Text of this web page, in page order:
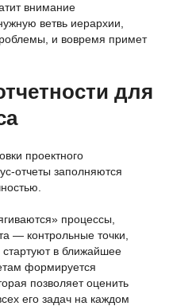
внимание
ветвь иерархии,
и вовремя примет
для
проектного
отчеты заполняются
процессы,
— контрольные точки,
стартуют в ближайшее
формируется
позволяет оценить
его задач на каждом